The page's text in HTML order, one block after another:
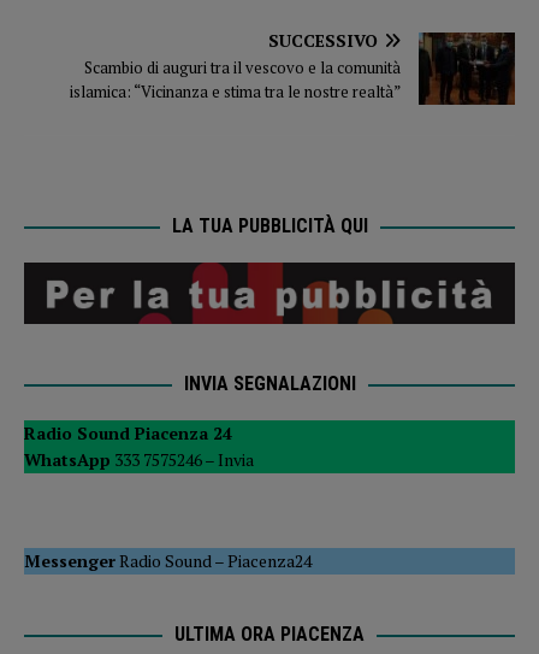
SUCCESSIVO
Scambio di auguri tra il vescovo e la comunità
islamica: “Vicinanza e stima tra le nostre realtà”
LA TUA PUBBLICITÀ QUI
INVIA SEGNALAZIONI
Radio Sound Piacenza 24
WhatsApp 333 7575246 – Invia
MessengerRadio Sound –Piacenza24
ULTIMA ORA PIACENZA